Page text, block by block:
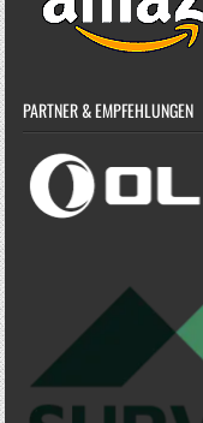
PARTNER & EMPFEHLUNGEN